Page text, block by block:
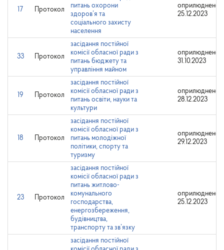
17 Протокол
питань охорони
здоров’я та
соціального захисту
населення
оприлюднено:
25.12.2023
33 Протокол
засідання постійної
комісії обласної ради з
питань бюджету та
управління майном
оприлюднено:
31.10.2023
19 Протокол
засідання постійної
комісії обласної ради з
питань освіти, науки та
культури
оприлюднено:
28.12.2023
18 Протокол
засідання постійної
комісії обласної ради з
питань молодіжної
політики, спорту та
туризму
оприлюднено:
29.12.2023
23 Протокол
засідання постійної
комісії обласної ради з
питань житлово-
комунального
господарства,
енергозбереження,
будівництва,
транспорту та зв’язку
оприлюднено:
25.12.2023
засідання постійної